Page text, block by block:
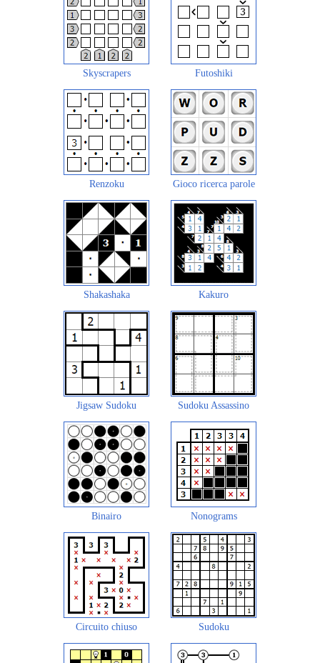
Skyscrapers Futoshiki
Renzoku Gioco ricerca parole
Shakashaka Kakuro
Jigsaw Sudoku Sudoku Assassino
Binairo Nonograms
Circuito chiuso Sudoku